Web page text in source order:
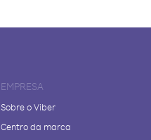
EMPRESA
Sobre o Viber
Centro da marca